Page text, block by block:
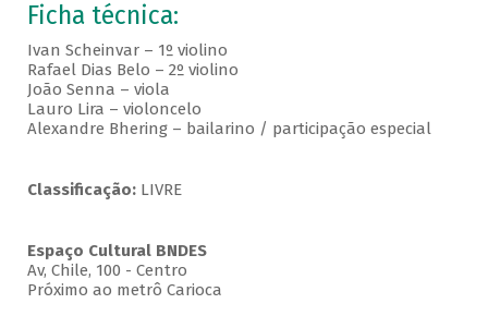
Ficha técnica:
Ivan Scheinvar – 1º violino
Rafael Dias Belo – 2º violino
João Senna – viola
Lauro Lira – violoncelo
Alexandre Bhering – bailarino / participação especial
Classificação:LIVRE
Espaço Cultural BNDES
Av, Chile, 100 - Centro
Próximo ao metrô Carioca